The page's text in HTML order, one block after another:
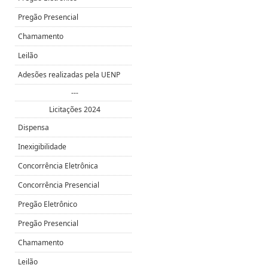
Pregão Presencial
Chamamento
Leilão
Adesões realizadas pela UENP
---
Licitações 2024
Dispensa
Inexigibilidade
Concorrência Eletrônica
Concorrência Presencial
Pregão Eletrônico
Pregão Presencial
Chamamento
Leilão